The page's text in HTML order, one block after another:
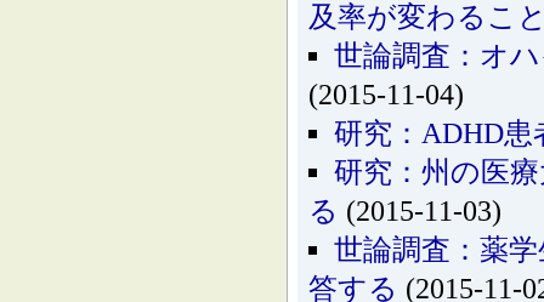
及率が変わるこ
世論調査：オ
(2015-11-04)
研究：ADHD
研究：州の医
る (2015-11-03)
世論調査：薬
答する (2015-11-